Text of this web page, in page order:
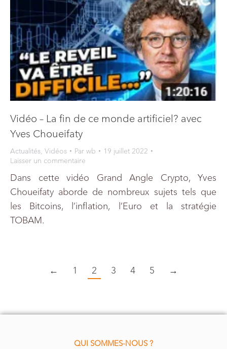
Vidéo – La fin de ce monde artificiel? avec
Yves Choueifaty
Actualités, Vidéos Par wb
19 juillet 2022
Laisser un commentaire
Dans cette vidéo Grand Angle Crypto, Yves
Choueifaty aborde de nombreux sujets tels que
les Bitcoins, l’inflation, l’Euro et la stratégie
TOBAM.
← 1 2 3 4 5 →
QUI SOMMES-NOUS ?